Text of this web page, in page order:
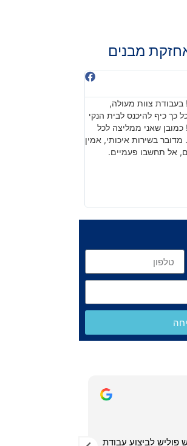
מבנים
באמת לא ציפיתי!!! כל
נהדרת ואחראית!
היום קיבלנו המון טיפים
מכל הלב. הלוואי שכל
הבית כולו נוצץ
רונית דהן
סיימו אצלי ריצוף ונשאר לי לובן על הכל.